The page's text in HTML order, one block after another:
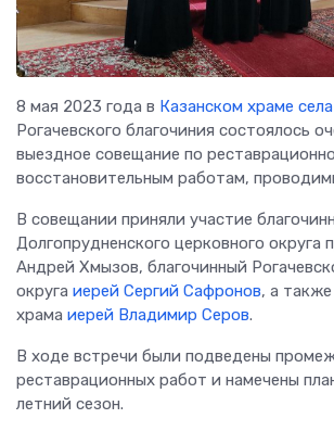
8 мая 2023 года в Казанском храме
Рогачевского благочиния состоялось
выездное совещание по
восстановительным работам,
В совещании приняли участие
Долгопрудненского церковного округа
Андрей Хмызов, благочинный
округа иерей Сергий Сафронов, а
храма иерей Владимир Серов.
В ходе встречи были подведены
реставрационных работ и намечены
летний сезон.